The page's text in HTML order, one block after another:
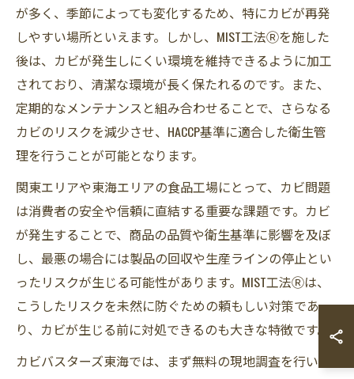
が多く、季節によっても変化するため、特にカビが再発
しやすい場所といえます。しかし、MIST工法Ⓡを施した
後は、カビが発生しにくい環境を維持できるように加工
されており、清潔な環境が長く保たれるのです。また、
定期的なメンテナンスと組み合わせることで、さらなる
カビのリスクを減少させ、HACCP基準に適合した衛生管
理を行うことが可能となります。
関東エリアや東海エリアの食品工場にとって、カビ問題
は消費者の安全や信頼に直結する重要な課題です。カビ
が発生することで、商品の品質や衛生基準に影響を及ぼ
し、最悪の場合には製品の回収や生産ラインの停止とい
ったリスクが生じる可能性があります。MIST工法Ⓡは、
こうしたリスクを未然に防ぐための頼もしい対策であ
り、カビが生じる前に対処できるのも大きな特徴です。
カビバスターズ東海では、まず無料の現地調査を行い、